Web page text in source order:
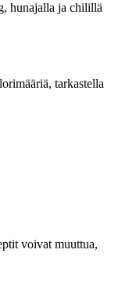
hunajalla ja chilillä
tarkastella
voivat muuttua,